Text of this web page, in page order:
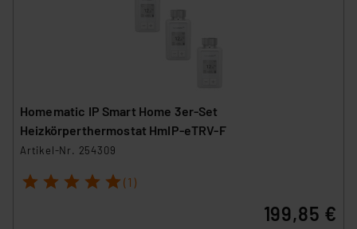
Homematic IP Smart Home 3er-Set
Heizkörperthermostat HmIP-eTRV-F
Artikel-Nr. 254309
1 2 3 4 5 (1)
199,85 €